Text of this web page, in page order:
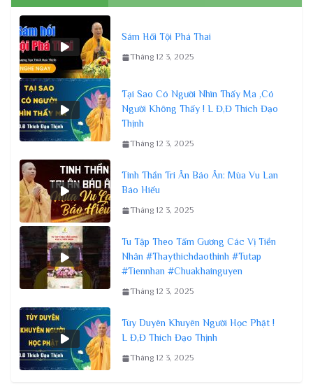
Sám Hối Tội Phá Thai
Tháng 12 3, 2025
Tại Sao Có Người Nhìn Thấy Ma ,Có
Người Không Thấy ! L Đ,Đ Thích Đạo
Thịnh
Tháng 12 3, 2025
Tinh Thần Tri Ân Báo Ân: Mùa Vu Lan
Báo Hiếu
Tháng 12 3, 2025
Tu Tập Theo Tấm Gương Các Vị Tiền
Nhân #Thaythichdaothinh #Tutap
#Tiennhan #Chuakhainguyen
Tháng 12 3, 2025
Tùy Duyên Khuyên Người Học Phật !
L Đ,Đ Thích Đạo Thịnh
Tháng 12 3, 2025